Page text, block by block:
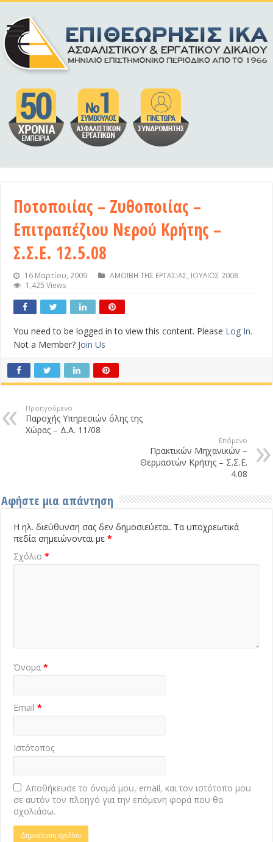
Ποτοποιίας – Ζυθοποιίας –
Επιτραπέζιου Νερού Κρήτης –
Σ.Σ.Ε. 12.5.08
16 Μαρτίου, 2009 ΑΜΟΙΒΗ ΤΗΣ ΕΡΓΑΣΙΑΣ, ΙΟΥΛΙΟΣ 2008
1,425 Views
You need to be logged in to view this content. Please Log In.
Not a Member? Join Us
Προηγούμενο
Παροχής Υπηρεσιών όλης της
Χώρας – Δ.Α. 11/08
Επόμενο
Πρακτικών Μηχανικών –
Θερμαστών Κρήτης – Σ.Σ.Ε.
4.08
Αφήστε μια απάντηση
Η ηλ. διεύθυνση σας δεν δημοσιεύεται. Τα υποχρεωτικά
πεδία σημειώνονται με*
Σχόλιο*
Όνομα*
Email*
Ιστότοπος
Αποθήκευσε το όνομά μου, email, και τον ιστότοπο μου
σε αυτόν τον πλοηγό για την επόμενη φορά που θα
σχολιάσω.